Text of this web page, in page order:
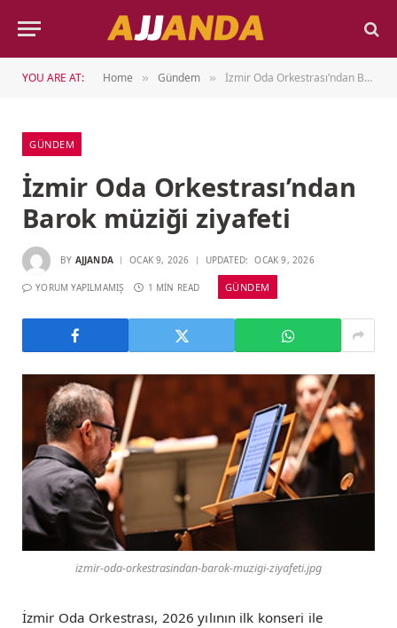
YOU ARE AT: Home » Gündem » İzmir Oda Orkestrası’ndan Barok müziği ziyafeti
GÜNDEM
İzmir Oda Orkestrası’ndan
Barok müziği ziyafeti
BY AJJANDA OCAK 9, 2026 UPDATED: OCAK 9, 2026
YORUM YAPILMAMIŞ 1 MIN READ GÜNDEM
izmir-oda-orkestrasindan-barok-muzigi-ziyafeti.jpg
İzmir Oda Orkestrası, 2026 yılının ilk konseri ile